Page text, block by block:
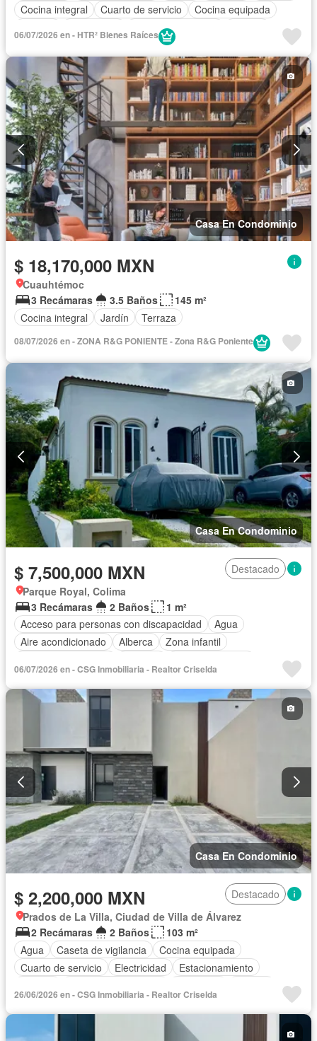
Cocina integral
Cuarto de servicio
Cocina equipada
Aire acondicionado
Televisión por cable
Zonas verdes
Caseta de vigilancia
Recámara con closet
Despacho
Wifi Permite niños
Permite mascotas
Completamente amueblado
06/07/2026 en - HTR² Bienes Raíces
Casa En Condominio
$ 18,170,000 MXN
Cuauhtémoc
3 Recámaras
3.5 Baños
145 m²
Cocina integral
Jardín Terraza
08/07/2026 en - ZONA R&G PONIENTE - Zona R&G Poniente
Casa En Condominio
$ 7,500,000 MXN
Destacado
Parque Royal, Colima
3 Recámaras
2 Baños
1 m²
Acceso para personas con discapacidad
Agua
Aire acondicionado
Alberca
Zona infantil
Cuarto de Limpieza
Electricidad
Estacionamiento
Internet
Jardín Recámara con closet Terraza
Wifi
Sin amueblar
06/07/2026 en - CSG Inmobiliaria - Realtor Criselda
Casa En Condominio
$ 2,200,000 MXN
Destacado
Prados de La Villa, Ciudad de Villa de Álvarez
2 Recámaras
2 Baños
103 m²
Agua
Caseta de vigilancia
Cocina equipada
Cuarto de servicio
Electricidad
Estacionamiento
Sin amueblar
26/06/2026 en - CSG Inmobiliaria - Realtor Criselda